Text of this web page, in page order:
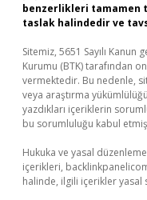
benzerlikleri tamamen
taslak halindedir ve
Sitemiz, 5651 Sayılı
Kurumu (BTK) tarafından
vermektedir. Bu nedenle,
veya araştırma
yazdıkları içeriklerin
bu sorumluluğu kabul etmiş
Hukuka ve yasal
içerikleri,
halinde, ilgili içerikler yasal